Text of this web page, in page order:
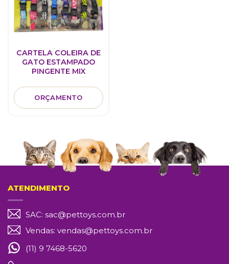
CARTELA COLEIRA DE
GATO ESTAMPADO
PINGENTE MIX
ORÇAMENTO
ATENDIMENTO
SAC: sac@pettoys.com.br
Vendas: vendas@pettoys.com.br
(11) 9 7468-5620